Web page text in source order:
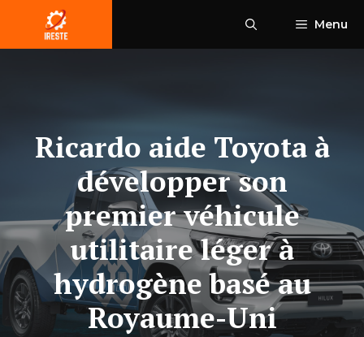
contenu
Menu
Ricardo aide Toyota à
développer son
premier véhicule
utilitaire léger à
hydrogène basé au
Royaume-Uni